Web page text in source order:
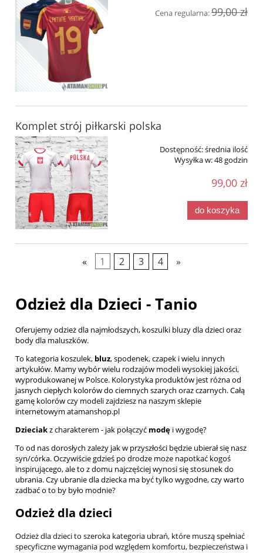
Cena regularna:99,00 zł
Komplet strój piłkarski polska
Dostępność:średnia ilość
Wysyłka w:48 godzin
99,00 zł
do koszyka
« 1 2 3 4 »
Odzież dla Dzieci - Tanio
Oferujemy odzież dla najmłodszych, koszulki bluzy dla dzieci oraz
body dla maluszków.
To kategoria koszulek, bluz, spodenek, czapek i wielu innych
artykułów. Mamy wybór wielu rodzajów modeli wysokiej jakości,
wyprodukowanej w Polsce. Kolorystyka produktów jest różna od
jasnych ciepłych kolorów do ciemnych szarych oraz czarnych. Całą
gamę kolorów czy modeli zajdziesz na naszym sklepie
internetowym atamanshop.pl
Dzieciakz charakterem - jak połączyć modę i wygodę?
To od nas dorosłych zależy jak w przyszłości będzie ubierał się nasz
syn/córka. Oczywiście gdzieś po drodze może napotkać kogoś
inspirującego, ale to z domu najczęściej wynosi się stosunek do
ubrania. Czy ubranie dla dziecka ma być tylko wygodne, czy warto
zadbać o to by było modnie?
Odzież dla dzieci
Odzież dla dzieci to szeroka kategoria ubrań, które muszą spełniać
specyficzne wymagania pod względem komfortu, bezpieczeństwa i